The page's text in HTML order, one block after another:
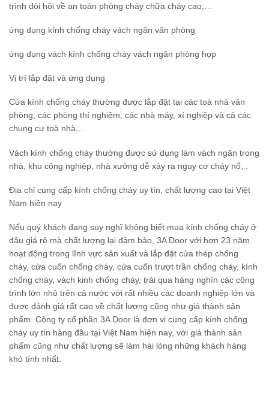
trình đòi hỏi về an toàn phòng cháy chữa cháy cao,…
ứng dụng kính chống cháy vách ngăn văn phòng
ứng dụng vách kính chống cháy vách ngăn phòng họp
Vị trí lắp đặt và ứng dụng
Cửa kính chống cháy thường được lắp đặt tại các toà nhà văn
phòng, các phòng thí nghiệm, các nhà máy, xí nghiệp và cả các
chung cư toà nhà,..
Vách kính chống cháy thường được sử dụng làm vách ngăn trong
nhà, khu công nghiệp, nhà xưởng dễ xảy ra nguy cơ cháy nổ,..
Địa chỉ cung cấp kính chống cháy uy tín, chất lượng cao tại Việt
Nam hiện nay
Nếu quý khách đang suy nghĩ không biết mua kính chống cháy ở
đâu giá rẻ mà chất lượng lại đảm bảo, 3A Door với hơn 23 năm
hoạt động trong lĩnh vực sản xuất và lắp đặt cửa thép chống
cháy, cửa cuốn chống cháy, cửa cuốn trượt trần chống cháy, kính
chống cháy, vách kinh chống cháy, trải qua hàng nghìn các công
trình lớn nhỏ trên cả nước với rất nhiều các doanh nghiệp lớn và
được đánh giá rất cao về chất lượng cũng như giá thành sản
phẩm. Công ty cổ phần 3A Door là đơn vị cung cấp kính chống
cháy uy tín hàng đầu tại Việt Nam hiện nay, với giá thành sản
phẩm cũng như chất lượng sẽ làm hài lòng những khách hàng
khó tính nhất.